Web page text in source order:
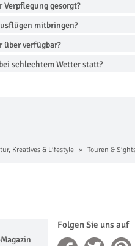
Verpflegung gesorgt?
mitbringen?
über verfügbar?
schlechtem Wetter statt?
Kreatives & Lifestyle Touren &
Folgen Sie uns auf